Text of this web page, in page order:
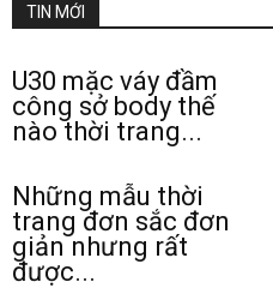
TIN MỚI
U30 mặc váy đầm
công sở body thế
nào thời trang...
Những mẫu thời
trang đơn sắc đơn
giản nhưng rất
được...